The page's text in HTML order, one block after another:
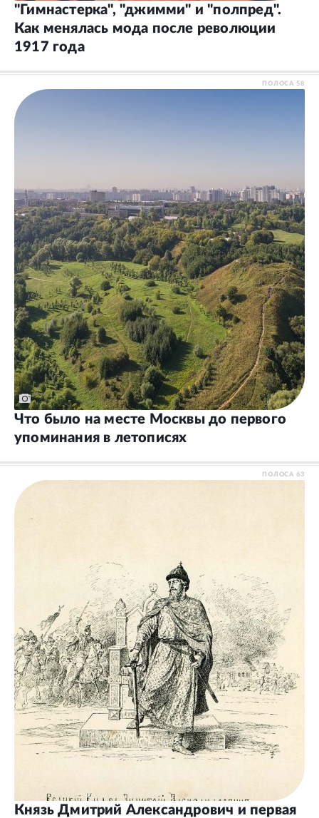
"Гимнастерка", "джимми" и "полпред".
Как менялась мода после революции
1917 года
ПОЛОСА 58
Что было на месте Москвы до первого
упоминания в летописях
ПОЛОСА63
Князь Дмитрий Александрович и первая